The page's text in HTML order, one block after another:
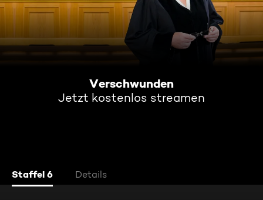
Verschwunden
Jetzt kostenlos streamen
Staffel 6 Details